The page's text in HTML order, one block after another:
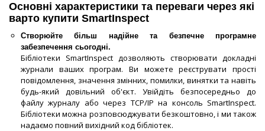
Основні характеристики та переваги через які
варто купити SmartInspect
Створюйте більш надійне та безпечне програмне
забезпечення сьогодні.
Бібліотеки SmartInspect дозволяють створювати докладні
журнали ваших програм. Ви можете реєструвати прості
повідомлення, значення змінних, помилки, винятки та навіть
будь-який довільний об'єкт. Увійдіть безпосередньо до
файлу журналу або через TCP/IP на консоль SmartInspect.
Бібліотеки можна розповсюджувати безкоштовно, і ми також
надаємо повний вихідний код бібліотек.